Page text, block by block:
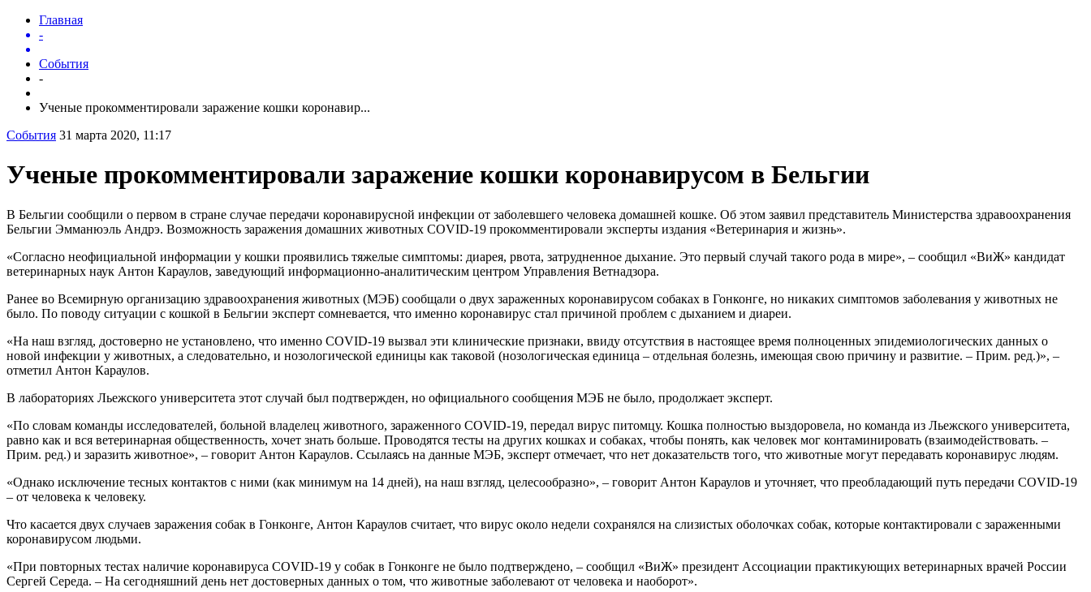
Главная
-
События
-
Ученые прокомментировали заражение кошки коронавир...
События 31 марта 2020, 11:17
Ученые прокомментировали заражение кошки коронавирусом в Бельгии
В Бельгии сообщили о первом в стране случае передачи коронавирусной инфекции от заболевшего человека домашней кошке. Об этом заявил представитель Министерства здравоохранения
Бельгии Эмманюэль Андрэ. Возможность заражения домашних животных COVID-19 прокомментировали эксперты издания «Ветеринария и жизнь».
«Согласно неофициальной информации у кошки проявились тяжелые симптомы: диарея, рвота, затрудненное дыхание. Это первый случай такого рода в мире», – сообщил «ВиЖ» кандидат
ветеринарных наук Антон Караулов, заведующий информационно-аналитическим центром Управления Ветнадзора.
Ранее во Всемирную организацию здравоохранения животных (МЭБ) сообщали о двух зараженных коронавирусом собаках в Гонконге, но никаких симптомов заболевания у животных не
было. По поводу ситуации с кошкой в Бельгии эксперт сомневается, что именно коронавирус стал причиной проблем с дыханием и диареи.
«На наш взгляд, достоверно не установлено, что именно COVID-19 вызвал эти клинические признаки, ввиду отсутствия в настоящее время полноценных эпидемиологических данных о
новой инфекции у животных, а следовательно, и нозологической единицы как таковой (нозологическая единица – отдельная болезнь, имеющая свою причину и развитие. – Прим. ред.)», –
отметил Антон Караулов.
В лабораториях Льежского университета этот случай был подтвержден, но официального сообщения МЭБ не было, продолжает эксперт.
«По словам команды исследователей, больной владелец животного, зараженного COVID-19, передал вирус питомцу. Кошка полностью выздоровела, но команда из Льежского университета,
равно как и вся ветеринарная общественность, хочет знать больше. Проводятся тесты на других кошках и собаках, чтобы понять, как человек мог контаминировать (взаимодействовать. –
Прим. ред.) и заразить животное», – говорит Антон Караулов. Ссылаясь на данные МЭБ, эксперт отмечает, что нет доказательств того, что животные могут передавать коронавирус людям.
«Однако исключение тесных контактов с ними (как минимум на 14 дней), на наш взгляд, целесообразно», – говорит Антон Караулов и уточняет, что преобладающий путь передачи COVID-19
– от человека к человеку.
Что касается двух случаев заражения собак в Гонконге, Антон Караулов считает, что вирус около недели сохранялся на слизистых оболочках собак, которые контактировали с зараженными
коронавирусом людьми.
«При повторных тестах наличие коронавируса COVID-19 у собак в Гонконге не было подтверждено, – сообщил «ВиЖ» президент Ассоциации практикующих ветеринарных врачей России
Сергей Середа. – На сегодняшний день нет достоверных данных о том, что животные заболевают от человека и наоборот».